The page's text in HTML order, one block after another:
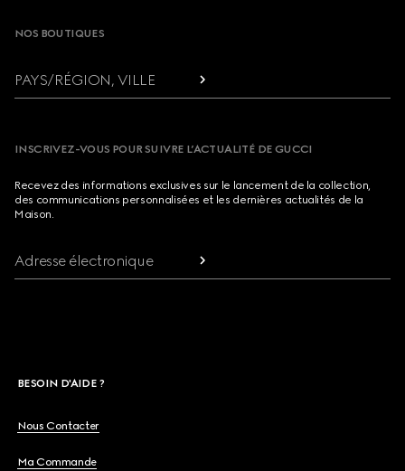
NOS BOUTIQUES
PAYS/RÉGION, VILLE
INSCRIVEZ-VOUS POUR SUIVRE L’ACTUALITÉ DE GUCCI
Recevez des informations exclusives sur le lancement de la collection,
des communications personnalisées et les dernières actualités de la
Maison.
Adresse électronique
BESOIN D'AIDE ?
Nous Contacter
Ma Commande